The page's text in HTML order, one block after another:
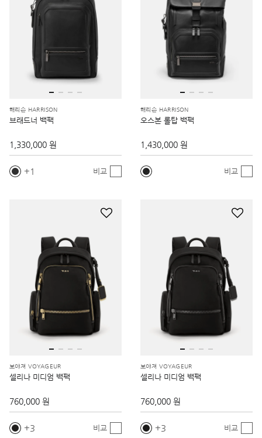
해리슨 HARRISON
브래드너 백팩
1,330,000 원
1 비교
해리슨 HARRISON
오스본 롤탑 백팩
1,430,000 원
비교
보야져 VOYAGEUR
셀리나 미디엄 백팩
760,000 원
3 비교
보야져 VOYAGEUR
셀리나 미디엄 백팩
760,000 원
3 비교